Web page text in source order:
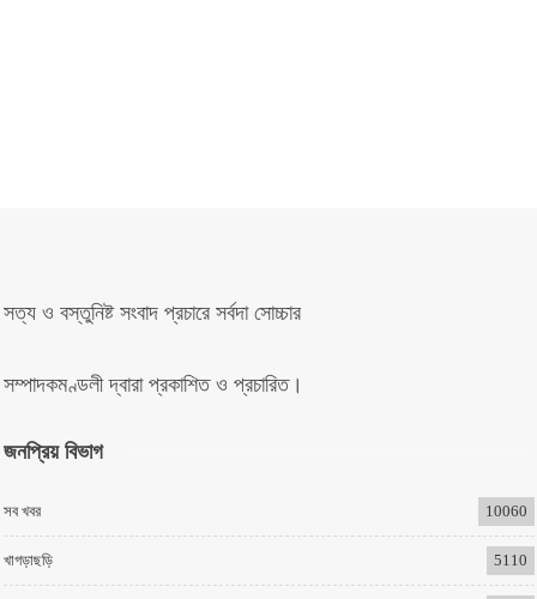
সত্য ও বস্তুনিষ্ট সংবাদ প্রচারে সর্বদা সোচ্চার
সম্পাদকমণ্ডলী দ্বারা প্রকাশিত ও প্রচারিত।
জনপ্রিয় বিভাগ
সব খবর 10060
খাগড়াছড়ি 5110